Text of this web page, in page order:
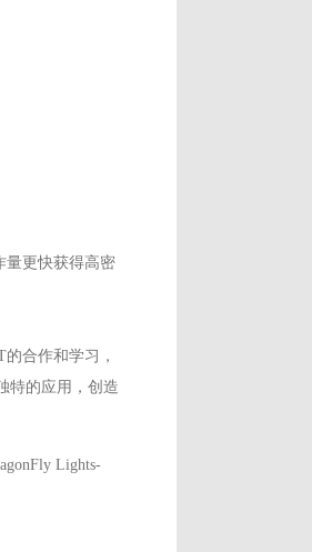
量更快获得高密
合作和学习，
特的应用，创造
Lights-